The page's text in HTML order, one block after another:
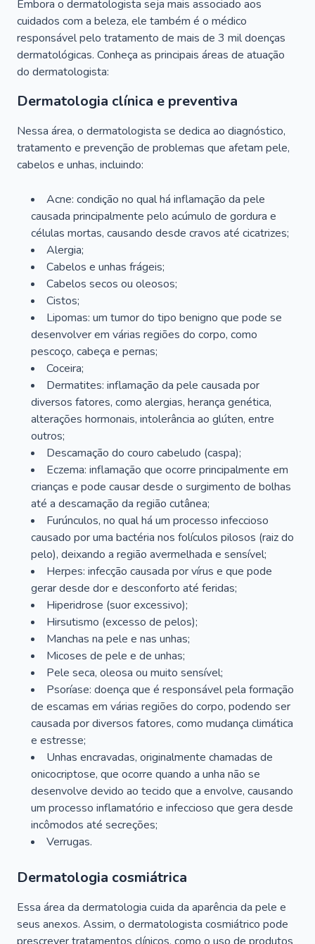
Embora o dermatologista seja mais associado aos
cuidados com a beleza, ele também é o médico
responsável pelo tratamento de mais de 3 mil doenças
dermatológicas. Conheça as principais áreas de atuação
do dermatologista:
Dermatologia clínica e preventiva
Nessa área, o dermatologista se dedica ao diagnóstico,
tratamento e prevenção de problemas que afetam pele,
cabelos e unhas, incluindo:
Acne: condição no qual há inflamação da pele
causada principalmente pelo acúmulo de gordura e
células mortas, causando desde cravos até cicatrizes;
Alergia;
Cabelos e unhas frágeis;
Cabelos secos ou oleosos;
Cistos;
Lipomas: um tumor do tipo benigno que pode se
desenvolver em várias regiões do corpo, como
pescoço, cabeça e pernas;
Coceira;
Dermatites: inflamação da pele causada por
diversos fatores, como alergias, herança genética,
alterações hormonais, intolerância ao glúten, entre
outros;
Descamação do couro cabeludo (caspa);
Eczema: inflamação que ocorre principalmente em
crianças e pode causar desde o surgimento de bolhas
até a descamação da região cutânea;
Furúnculos, no qual há um processo infeccioso
causado por uma bactéria nos folículos pilosos (raiz do
pelo), deixando a região avermelhada e sensível;
Herpes: infecção causada por vírus e que pode
gerar desde dor e desconforto até feridas;
Hiperidrose (suor excessivo);
Hirsutismo (excesso de pelos);
Manchas na pele e nas unhas;
Micoses de pele e de unhas;
Pele seca, oleosa ou muito sensível;
Psoríase: doença que é responsável pela formação
de escamas em várias regiões do corpo, podendo ser
causada por diversos fatores, como mudança climática
e estresse;
Unhas encravadas, originalmente chamadas de
onicocriptose, que ocorre quando a unha não se
desenvolve devido ao tecido que a envolve, causando
um processo inflamatório e infeccioso que gera desde
incômodos até secreções;
Verrugas.
Dermatologia cosmiátrica
Essa área da dermatologia cuida da aparência da pele e
seus anexos. Assim, o dermatologista cosmiátrico pode